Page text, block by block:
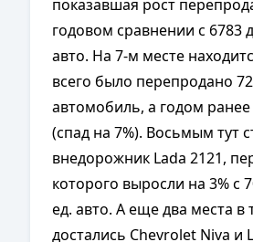
показавшая рост
годовом сравнении с 6783
авто. На 7-м месте
всего было перепродано
автомобиль, а годом
(спад на 7%). Восьмым тут
внедорожник Lada 2121,
которого выросли на 3% с
ед. авто. А еще два места в
достались Chevrolet Niva и